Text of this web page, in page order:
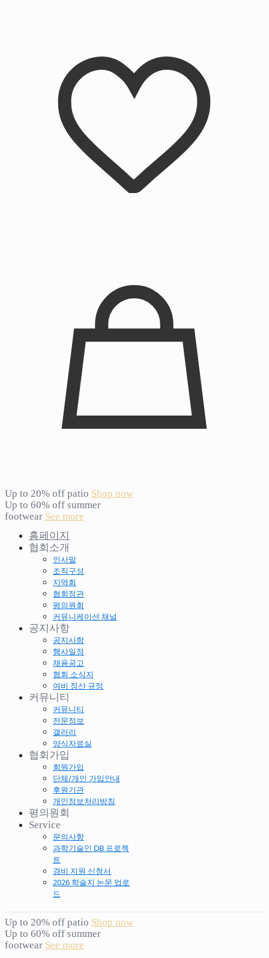
Up to 20% off patio Shop now
Up to 60% off summer
footwear See more
홈페이지
협회소개
인사말
조직구성
지역회
협회정관
평의원회
커뮤니케이션 채널
공지사항
공지사항
행사일정
채용공고
협회 소식지
여비 정산 규정
커뮤니티
커뮤니티
전문정보
갤러리
양식자료실
협회가입
회원가입
단체/개인 가입안내
후원기관
개인정보처리방침
평의원회
Service
문의사항
과학기술인 DB 프로젝
트
경비 지원 신청서
2026 학술지 논문 업로
드
Up to 20% off patio Shop now
Up to 60% off summer
footwear See more